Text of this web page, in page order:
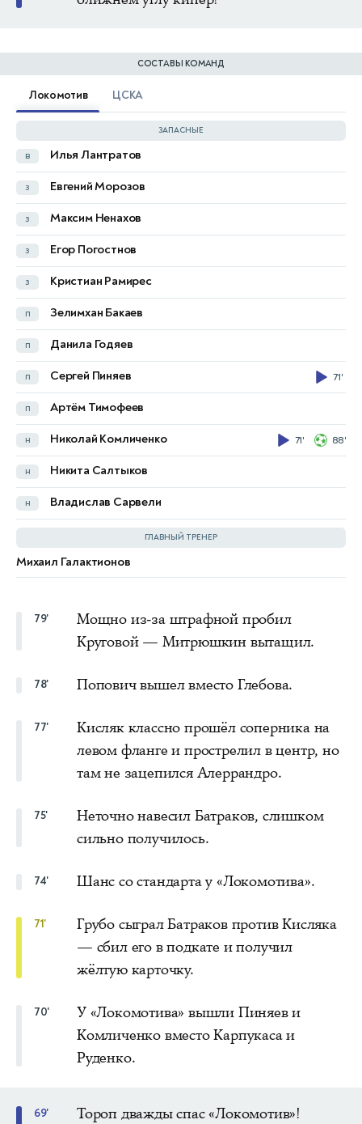
СОСТАВЫ КОМАНД
Локомотив ЦСКА
ЗАПАСНЫЕ
в Илья Лантратов
з Евгений Морозов
з Максим Ненахов
з Егор Погостнов
з Кристиан Рамирес
п Зелимхан Бакаев
п Данила Годяев
п Сергей Пиняев 71'
п Артём Тимофеев
н Николай Комличенко 71' 88'
н Никита Салтыков
н Владислав Сарвели
ГЛАВНЫЙ ТРЕНЕР
Михаил Галактионов
в Besaev E.
з Джамалутдин Абдулкадыров
з Михаил Рядно
п Bandikyan A.
н Shumansky A.
Barovskiy N.
Popolitov G.
Popovic M.
Ruiz D.
Verde L.
Villagra R.
79'
Мощно из-за штрафной пробил
Круговой — Митрюшкин вытащил.
78' Попович вышел вместо Глебова.
77'
Кисляк классно прошёл соперника на
левом фланге и прострелил в центр, но
там не зацепился Алеррандро.
75'
Неточно навесил Батраков, слишком
сильно получилось.
74' Шанс со стандарта у «Локомотива».
71'
Грубо сыграл Батраков против Кисляка
— сбил его в подкате и получил
жёлтую карточку.
70'
У «Локомотива» вышли Пиняев и
Комличенко вместо Карпукаса и
Руденко.
69'
Тороп дважды спас «Локомотив»!